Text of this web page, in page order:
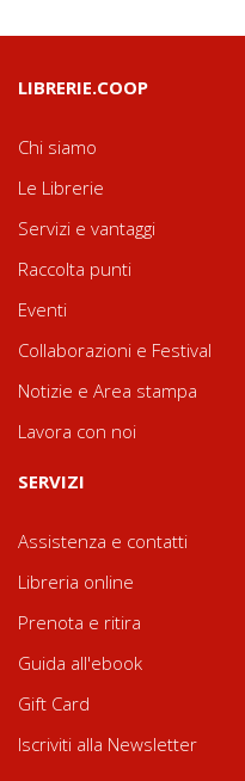
LIBRERIE.COOP
Chi siamo
Le Librerie
Servizi e vantaggi
Raccolta punti
Eventi
Collaborazioni e Festival
Notizie e Area stampa
Lavora con noi
SERVIZI
Assistenza e contatti
Libreria online
Prenota e ritira
Guida all'ebook
Gift Card
Iscriviti alla Newsletter